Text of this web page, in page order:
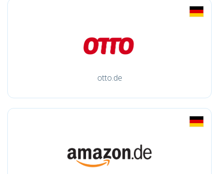
otto.de